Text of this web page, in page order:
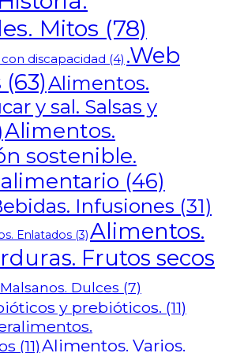
Mitos (78)
discapacidad (4) .Web
(63)Alimentos.
y sal. Salsas y
Alimentos.
sostenible.
(46)
Infusiones (31)
Enlatados (3)Alimentos.
Frutos secos
Dulces (7)
y prebióticos. (11)
(11)Alimentos. Varios.